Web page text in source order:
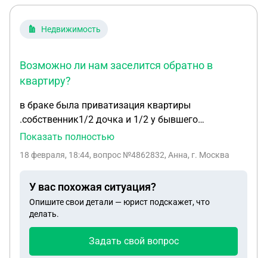
Недвижимость
Возможно ли нам заселится обратно в
квартиру?
в браке была приватизация квартиры
.собственник1/2 дочка и 1/2 у бывшего
мужа.после развода мне с общими детьми
купить однушку ,теперь это жилье признали
квартиру он не платит ,копились у него долги, я
иногда оплачиваю ком услуги . дочь только
собственник, прописана она по нашему другому
,меняет замки,я потом их меняю предупредив
Показать полностью
18 февраля, 18:44, вопрос №4862832, Анна, г. Москва
У вас похожая ситуация?
Опишите свои детали — юрист подскажет, что
делать.
Задать свой вопрос